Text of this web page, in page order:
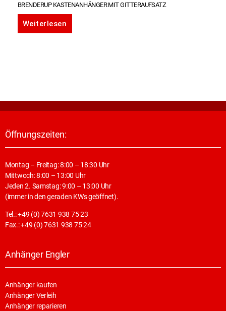
BRENDERUP KASTENANHÄNGER MIT GITTERAUFSATZ
Weiterlesen
Öffnungszeiten:
Montag – Freitag: 8:00 – 18:30 Uhr
Mittwoch: 8:00 – 13:00 Uhr
Jeden 2. Samstag: 9:00 – 13:00 Uhr
(immer in den geraden KWs geöffnet).
Tel.: +49 (0) 7631 938 75 23
Fax.: +49 (0) 7631 938 75 24
Anhänger Engler
Anhänger kaufen
Anhänger Verleih
Anhänger reparieren